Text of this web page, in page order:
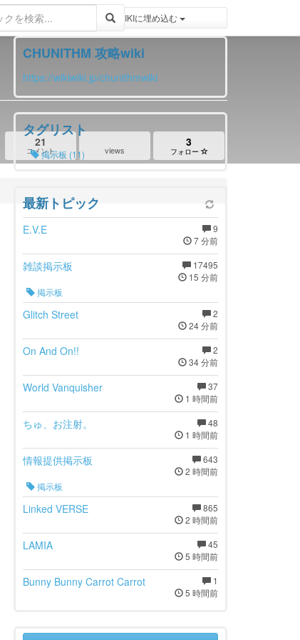
登録 / ログイン
21
コメント views
3
フォロー
トピックをWIKIWIKIに埋め込む
CHUNITHM 攻略wiki
https://wikiwiki.jp/chunithmwiki
タグリスト
掲示板 (11)
最新トピック
9
7 分前
E.V.E
17495
15 分前
雑談掲示板
掲示板
2
24 分前
Glitch Street
2
34 分前
On And On!!
37
1 時間前
World Vanquisher
48
1 時間前
ちゅ、お注射。
643
2 時間前
情報提供掲示板
掲示板
865
2 時間前
Linked VERSE
45
5 時間前
LAMIA
1
5 時間前
Bunny Bunny Carrot Carrot